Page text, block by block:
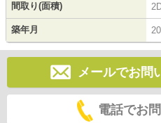
間取り(面積)
築年月
メールでお問
電話でお